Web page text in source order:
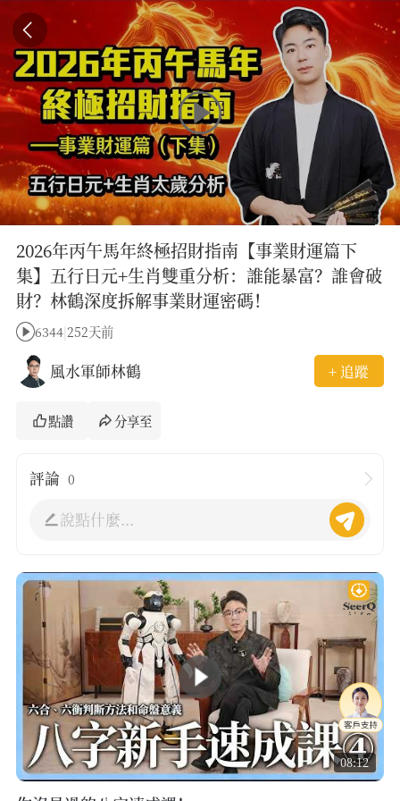
2026年丙午馬年終極招財指南【事業財運篇下
集】五行日元+生肖雙重分析：誰能暴富？誰會破
財？林鶴深度拆解事業財運密碼！
6344 252天前
風水軍師林鶴 + 追蹤
點讚 分享至
評論 0
說點什麼...
08:12